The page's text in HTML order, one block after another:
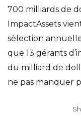
700 milliards de
ImpactAssets
sélection
que 13 gérants
du milliard de
ne pas manquer